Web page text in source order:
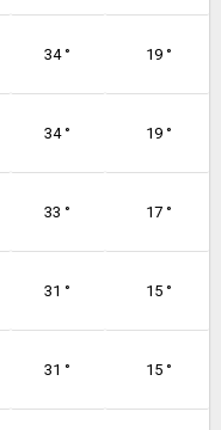
34 ° 19 °
34 ° 19 °
33 ° 17 °
31 ° 15 °
31 ° 15 °